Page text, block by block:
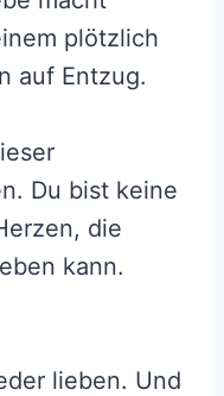
plötzlich
auf Entzug.
Du bist keine
die
kann.
lieben. Und